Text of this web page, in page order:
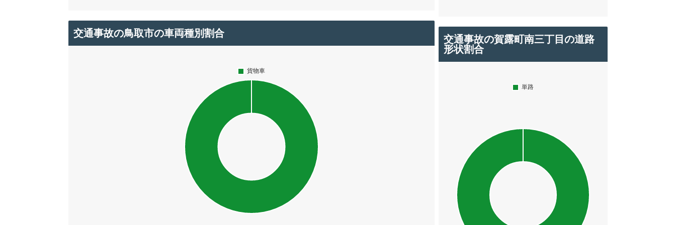
交通事故の鳥取市の車両種別割合
交通事故の賀露町南三丁目の道路
形状割合